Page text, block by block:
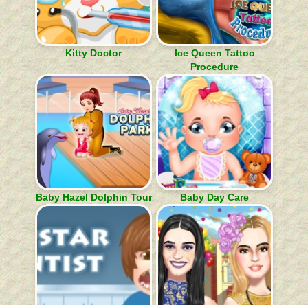
Kitty Doctor
Ice Queen Tattoo
Procedure
Baby Hazel Dolphin Tour Baby Day Care